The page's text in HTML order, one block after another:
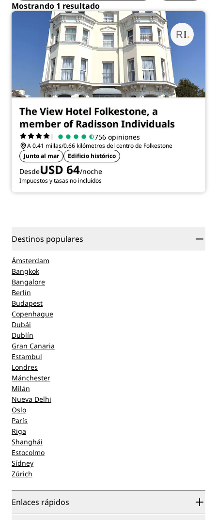
Mostrando 1 resultado
The View Hotel Folkestone, a
member of Radisson Individuals
| 756 opiniones
A 0.41 millas/0.66 kilómetros del centro de Folkestone
Junto al mar
Edificio histórico
DesdeUSD 64/noche
Impuestos y tasas no incluidos
Destinos populares
Ámsterdam
Bangkok
Bangalore
Berlín
Budapest
Copenhague
Dubái
Dublín
Gran Canaria
Estambul
Londres
Mánchester
Milán
Nueva Delhi
Oslo
París
Riga
Shanghái
Estocolmo
Sídney
Zúrich
Enlaces rápidos